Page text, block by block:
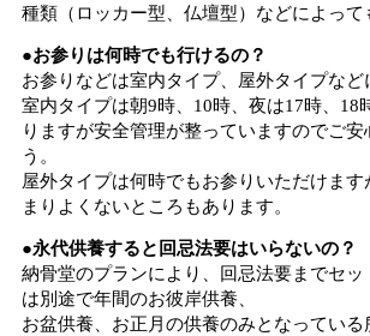
種類（ロッカー型、仏壇型）などによって
●お参りは何時でも行けるの？
お参りなどは室内タイプ、屋外タイプな
室内タイプは朝9時、10時、夜は17時、18
りますが安全管理が整っていますのでご
う。
屋外タイプは何時でもお参りいただけま
まりよくないところもあります。
●永代供養すると回忌法要はいらないの？
納骨堂のプランにより、回忌法要までセ
は別途で年間のお彼岸供養、
お盆供養、お正月の供養のみとなってい